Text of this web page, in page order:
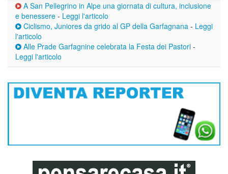
A San Pellegrino in Alpe una giornata di cultura, inclusione
e benessere - Leggi l'articolo
Ciclismo, Juniores da grido al GP della Garfagnana - Leggi
l'articolo
Alle Prade Garfagnine celebrata la Festa dei Pastori -
Leggi l'articolo